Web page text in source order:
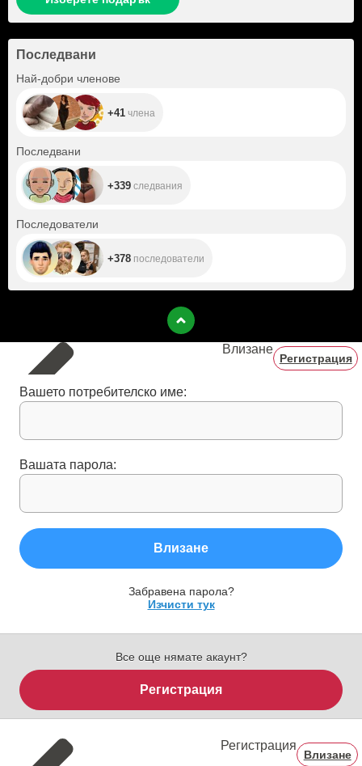
Последвани
Най-добри членове
+41 члена
Последвани
+339 следвания
Последователи
+378 последователи
Влизане
Регистрация
Вашето потребителско име:
Вашата парола:
Влизане
Забравена парола?
Изчисти тук
Все още нямате акаунт?
Регистрация
Регистрация
Влизане